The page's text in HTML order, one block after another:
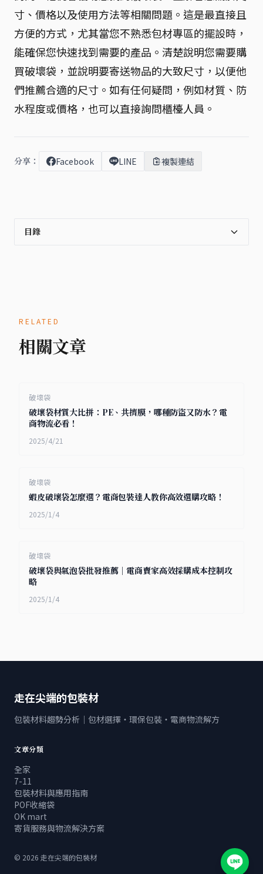
寸、價格以及使用方法等相關問題。這是最直接且
方便的方式，尤其當您不熟悉包材專區的擺設時，
能確保您快速找到需要的產品。清楚說明您需要購
買破壞袋，並說明要寄送物品的大致尺寸，以便他
們推薦合適的尺寸。如有任何疑問，例如材質、防
水程度或價格，也可以直接詢問櫃檯人員。
分享： Facebook LINE 複製連結
目錄
RELATED
相關文章
破壞袋
破壞袋材質大比拼：PE、共擠膜，哪種防盜又防水？電
商物流必看！
2025/4/21
破壞袋
蝦皮破壞袋怎麼選？電商包裝達人教你高效選購攻略！
2025/1/4
破壞袋
破壞袋與氣泡袋批發推薦｜電商賣家高效採購成本控制攻
略
2025/1/4
走在尖端的包裝材
包裝材料趨勢分析｜包材選擇・環保包裝・電商物流解方
文章分類
全家
7-11
包裝材料與應用指南
POF收縮袋
OK mart
寄貨服務與物流解決方案
© 2026 走在尖端的包裝材